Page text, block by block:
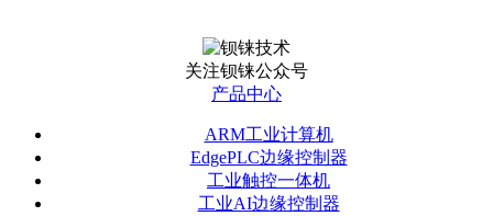
关注钡铼公众号
产品中心
ARM工业计算机
EdgePLC边缘控制器
工业触控一体机
工业AI边缘控制器